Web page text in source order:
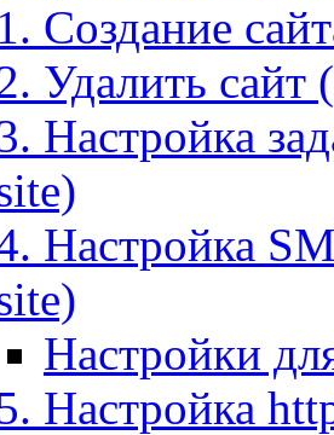
1. Создание
Удалить сайт
Настройка
Настройка
Настройки
Настройка